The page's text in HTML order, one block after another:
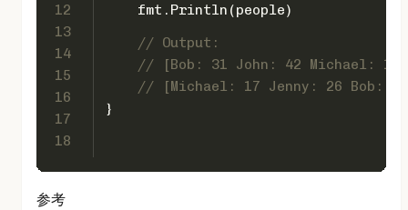
12
13
14
15
16
17
18
    fmt.Println(people)
// Output:
// [Bob: 31 John: 42 Michael: 17
// [Michael: 17 Jenny: 26 Bob:
}
参考